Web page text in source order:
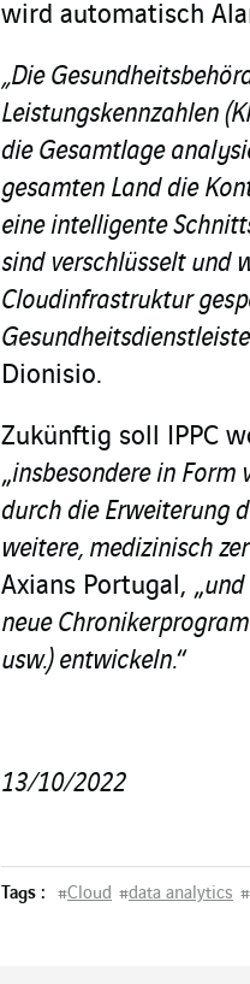
wird automatisch
„Die
Leistungskennzahlen
die Gesamtlage
gesamten Land die
eine intelligente
sind verschlüsselt und
Cloudinfrastruktur
Dionisio.
Zukünftig soll IPPC
„insbesondere in Form
durch die Erweiterung
weitere, medizinisch
Axians Portugal, „
neue
usw.) entwickeln.“
13/10/2022
Tags : #Cloud #data analytics #